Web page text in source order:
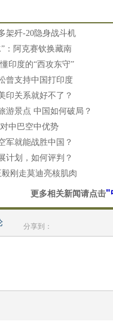
架歼-20隐身战斗机
：阿克赛钦换藏南
印度的“西攻东守”
曾支持中国打印度
印关系就好不了？
游景点 中国如何破局？
中巴空中优势
军就能战胜中国？
计划，如何评判？
刚走莫迪亮核肌肉
更多相关新闻请点击"
分享到：